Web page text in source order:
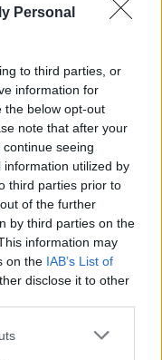
Personal
to third parties, or
information for
the below opt-out
note that after your
seeing
utilized by
third parties prior to
of the further
by third parties on the
information may
on the IAB’s List of
disclose it to other
del reguetón
global, su viaje ha
y profundo amor
abarca más de
de millones y
en la historia de la